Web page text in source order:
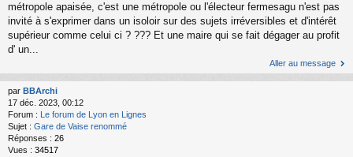
métropole apaisée, c'est une métropole ou l'électeur fermesagu n'est pas
invité à s'exprimer dans un isoloir sur des sujets irréversibles et d'intérêt
supérieur comme celui ci ? ??? Et une maire qui se fait dégager au profit
d' un...
Aller au message
par BBArchi
17 déc. 2023, 00:12
Forum : Le forum de Lyon en Lignes
Sujet : Gare de Vaise renommé
Réponses : 26
Vues : 34517